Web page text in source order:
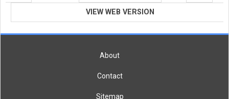
VIEW WEB VERSION
About
Contact
Sitemap